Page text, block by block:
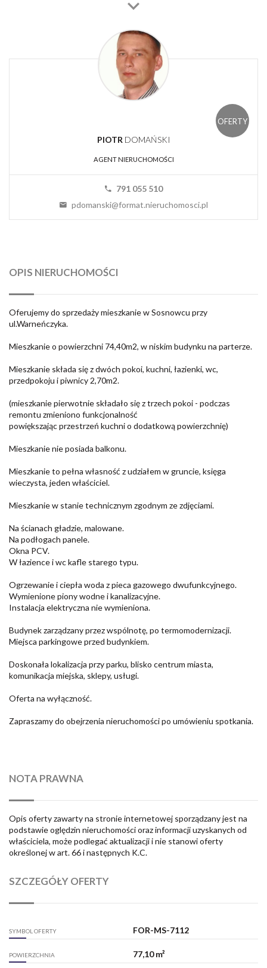
OFERTY
PIOTR DOMAŃSKI
AGENT NIERUCHOMOŚCI
791 055 510
pdomanski@format.nieruchomosci.pl
OPIS NIERUCHOMOŚCI
Oferujemy do sprzedaży mieszkanie w Sosnowcu przy
ul.Warneńczyka.
Mieszkanie o powierzchni 74,40m2, w niskim budynku na parterze.
Mieszkanie składa się z dwóch pokoi, kuchni, łazienki, wc,
przedpokoju i piwnicy 2,70m2.
(mieszkanie pierwotnie składało się z trzech pokoi - podczas
remontu zmieniono funkcjonalność
powiększając przestrzeń kuchni o dodatkową powierzchnię)
Mieszkanie nie posiada balkonu.
Mieszkanie to pełna własność z udziałem w gruncie, księga
wieczysta, jeden właściciel.
Mieszkanie w stanie technicznym zgodnym ze zdjęciami.
Na ścianach gładzie, malowane.
Na podłogach panele.
Okna PCV.
W łazience i wc kafle starego typu.
Ogrzewanie i ciepła woda z pieca gazowego dwufunkcyjnego.
Wymienione piony wodne i kanalizacyjne.
Instalacja elektryczna nie wymieniona.
Budynek zarządzany przez wspólnotę, po termomodernizacji.
Miejsca parkingowe przed budynkiem.
Doskonała lokalizacja przy parku, blisko centrum miasta,
komunikacja miejska, sklepy, usługi.
Oferta na wyłączność.
Zapraszamy do obejrzenia nieruchomości po umówieniu spotkania.
NOTA PRAWNA
Opis oferty zawarty na stronie internetowej sporządzany jest na
podstawie oględzin nieruchomości oraz informacji uzyskanych od
właściciela, może podlegać aktualizacji i nie stanowi oferty
określonej w art. 66 i następnych K.C.
SZCZEGÓŁY OFERTY
SYMBOL OFERTY FOR-MS-7112
POWIERZCHNIA 77,10 m²